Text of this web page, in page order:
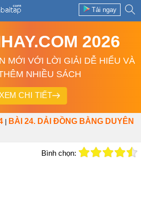
Tải ngay
2026
MỚI VỚI LỜI GIẢI DỄ HIỂU VÀ
NHIỀU SÁCH
CHI TIẾT
BÀI 24. DẢI ĐỒNG BẰNG DUYÊN
Bình chọn: